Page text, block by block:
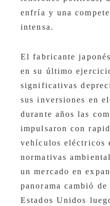
enfría y una
intensa.
El fabricante
en su último
significativas
sus inversiones en
durante años las
impulsaron con
vehículos eléctricos
normativas
un mercado en
panorama cambió
Estados Unidos